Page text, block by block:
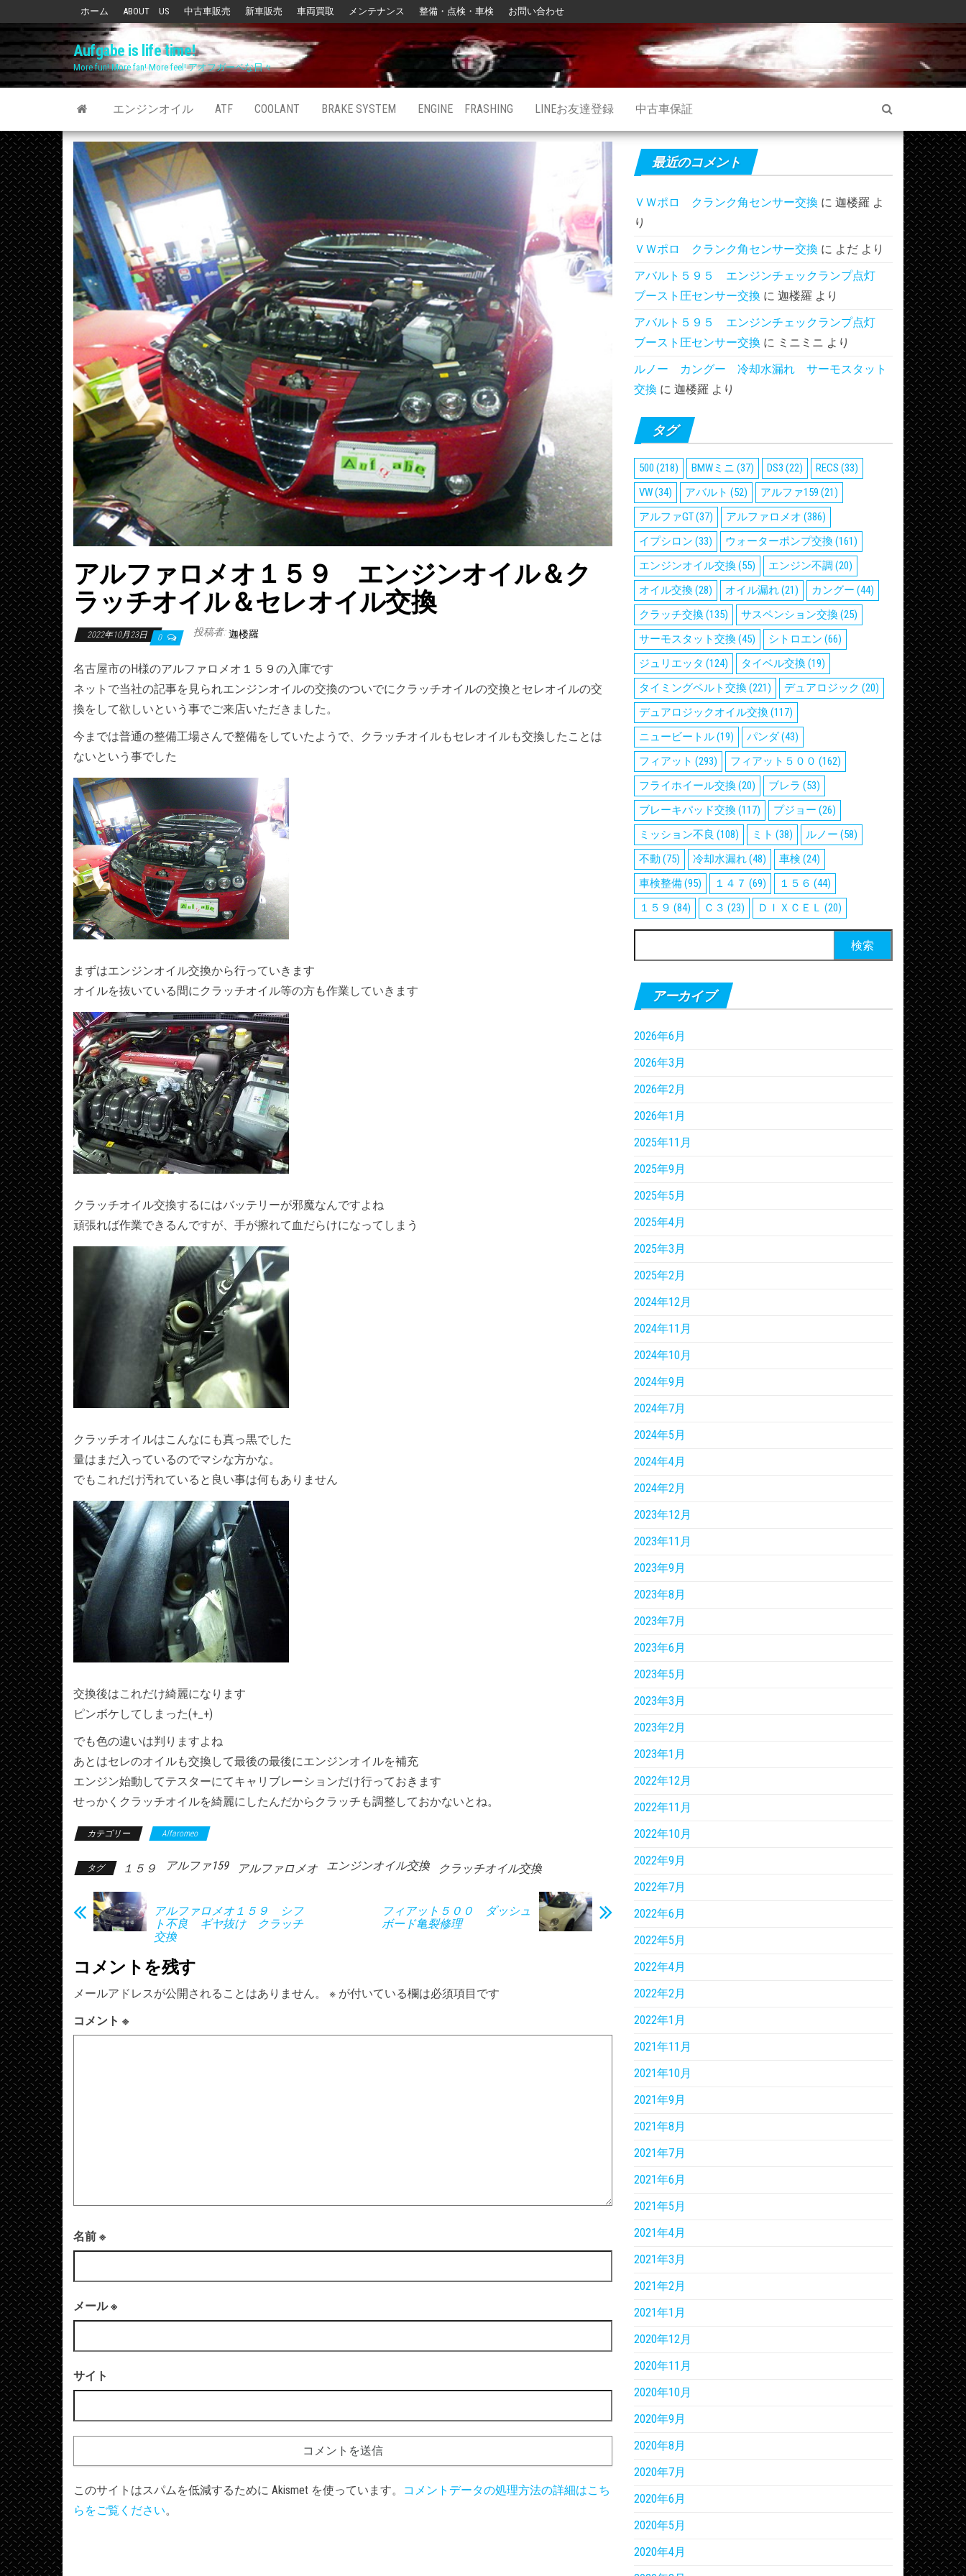
the
content
ホーム ABOUT US 中古車販売 新車販売 車両買取 メンテナンス 整備・点検・車検 お問い合わせ
Aufgabe is life time!
More fun! More fan! More feel! アオフガーベな日々
エンジンオイル ATF COOLANT BRAKE SYSTEM ENGINE FRASHING LINEお友達登録 中古車保証
アルファロメオ１５９ エンジンオイル＆ク
ラッチオイル＆セレオイル交換
2022年10月23日 0 投稿者: 迦楼羅
名古屋市のH様のアルファロメオ１５９の入庫です
ネットで当社の記事を見られエンジンオイルの交換のついでにクラッチオイルの交換とセレオイルの交
換をして欲しいという事でご来店いただきました。
今までは普通の整備工場さんで整備をしていたようで、クラッチオイルもセレオイルも交換したことは
ないという事でした
まずはエンジンオイル交換から行っていきます
オイルを抜いている間にクラッチオイル等の方も作業していきます
クラッチオイル交換するにはバッテリーが邪魔なんですよね
頑張れば作業できるんですが、手が擦れて血だらけになってしまう
クラッチオイルはこんなにも真っ黒でした
量はまだ入っているのでマシな方かな。
でもこれだけ汚れていると良い事は何もありません
交換後はこれだけ綺麗になります
ピンボケしてしまった(+_+)
でも色の違いは判りますよね
あとはセレのオイルも交換して最後の最後にエンジンオイルを補充
エンジン始動してテスターにてキャリブレーションだけ行っておきます
せっかくクラッチオイルを綺麗にしたんだからクラッチも調整しておかないとね。
カテゴリー Alfaromeo
タグ １５９ アルファ159 アルファロメオ エンジンオイル交換 クラッチオイル交換
アルファロメオ１５９ シフ
ト不良 ギヤ抜け クラッチ
交換
フィアット５００ ダッシュ
ボード亀裂修理
コメントを残す
メールアドレスが公開されることはありません。 ※ が付いている欄は必須項目です
コメント ※
名前 ※
メール※
サイト
このサイトはスパムを低減するために Akismet を使っています。
コメントデータの処理方法の詳細はこち
らをご覧ください。
最近のコメント
ＶＷポロ クランク角センサー交換 に 迦楼羅 よ
り
ＶＷポロ クランク角センサー交換 に よだ より
アバルト５９５ エンジンチェックランプ点灯
ブースト圧センサー交換 に 迦楼羅 より
アバルト５９５ エンジンチェックランプ点灯
ブースト圧センサー交換 に ミニミニ より
ルノー カングー 冷却水漏れ サーモスタット
交換 に 迦楼羅 より
タグ
500 (218) BMWミニ (37) DS3 (22) RECS (33)
VW(34) アバルト (52) アルファ159 (21)
アルファGT(37) アルファロメオ (386)
イプシロン (33) ウォーターポンプ交換(161)
エンジンオイル交換(55) エンジン不調 (20)
オイル交換(28) オイル漏れ(21) カングー (44)
クラッチ交換(135) サスペンション交換(25)
サーモスタット交換(45) シトロエン (66)
ジュリエッタ (124) タイベル交換(19)
タイミングベルト交換(221) デュアロジック (20)
デュアロジックオイル交換(117)
ニュービートル(19) パンダ(43)
フィアット (293) フィアット５００ (162)
フライホイール交換(20) ブレラ (53)
ブレーキパッド交換(117) プジョー (26)
ミッション不良 (108) ミト (38) ルノー (58)
不動 (75) 冷却水漏れ(48) 車検 (24)
車検整備(95) １４７ (69) １５６ (44)
１５９ (84) Ｃ３ (23) ＤＩＸＣＥＬ (20)
索:
アーカイブ
2026年6月
2026年3月
2026年2月
2026年1月
2025年11月
2025年9月
2025年5月
2025年4月
2025年3月
2025年2月
2024年12月
2024年11月
2024年10月
2024年9月
2024年7月
2024年5月
2024年4月
2024年2月
2023年12月
2023年11月
2023年9月
2023年8月
2023年7月
2023年6月
2023年5月
2023年3月
2023年2月
2023年1月
2022年12月
2022年11月
2022年10月
2022年9月
2022年7月
2022年6月
2022年5月
2022年4月
2022年2月
2022年1月
2021年11月
2021年10月
2021年9月
2021年8月
2021年7月
2021年6月
2021年5月
2021年4月
2021年3月
2021年2月
2021年1月
2020年12月
2020年11月
2020年10月
2020年9月
2020年8月
2020年7月
2020年6月
2020年5月
2020年4月